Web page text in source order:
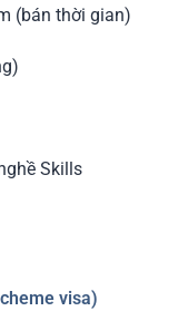
(bán thời gian)
Skills
visa)